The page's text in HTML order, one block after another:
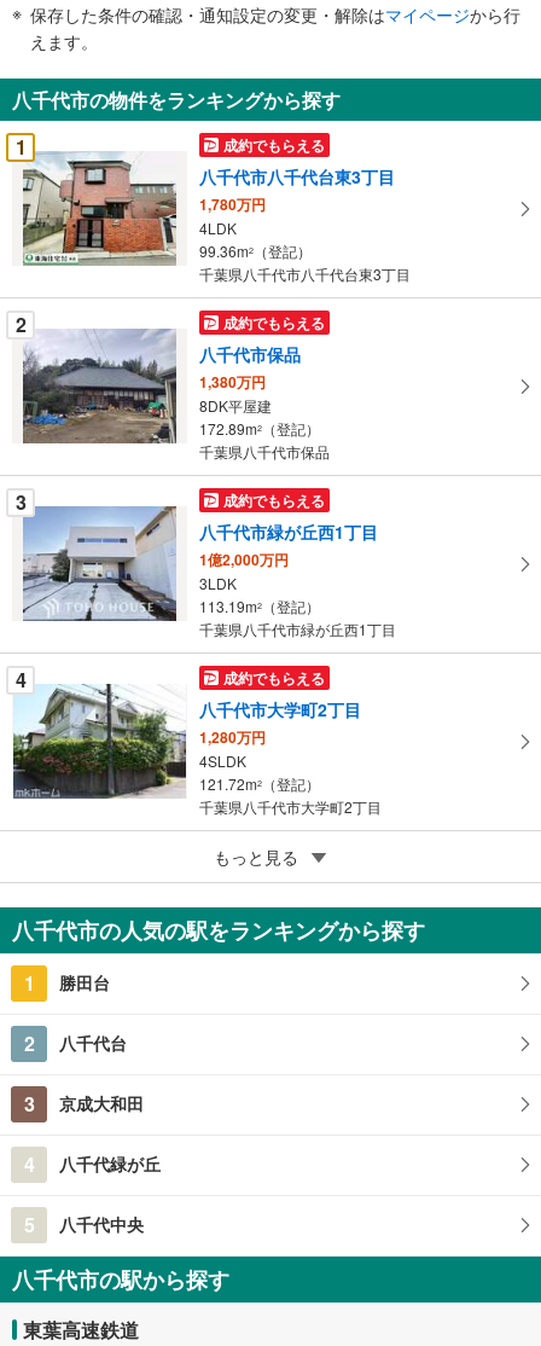
知
を
受
け
取
る
・
条
件
を
マ
イ
ペ
ー
に
保
す
る
保存した条件の確認・通知設定の変更・解除はマイページから行
えます。
八千代市の物件をランキングから探す
1
成約でもらえる
八千代市八千代台東3丁目
1,780万円
4LDK
99.36m2
（登記）
千葉県八千代市八千代台東3丁目
2 成約でもらえる
八千代市保品
1,380万円
8DK平屋建
172.89m2
（登記）
千葉県八千代市保品
3 成約でもらえる
八千代市緑が丘西1丁目
1億2,000万円
3LDK
113.19m2
（登記）
千葉県八千代市緑が丘西1丁目
4 成約でもらえる
八千代市大学町2丁目
1,280万円
4SLDK
121.72m2
（登記）
千葉県八千代市大学町2丁目
成約でもらえる
八千代市下高野
2,980万円
2SLDK
もっと見る
八千代市の人気の駅をランキングから探す
1 勝田台
2 八千代台
3 京成大和田
4 八千代緑が丘
5 八千代中央
八千代市の駅から探す
東葉高速鉄道